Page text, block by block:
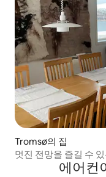
Tromsø의 집
멋진 전망을 즐길 수
에어컨